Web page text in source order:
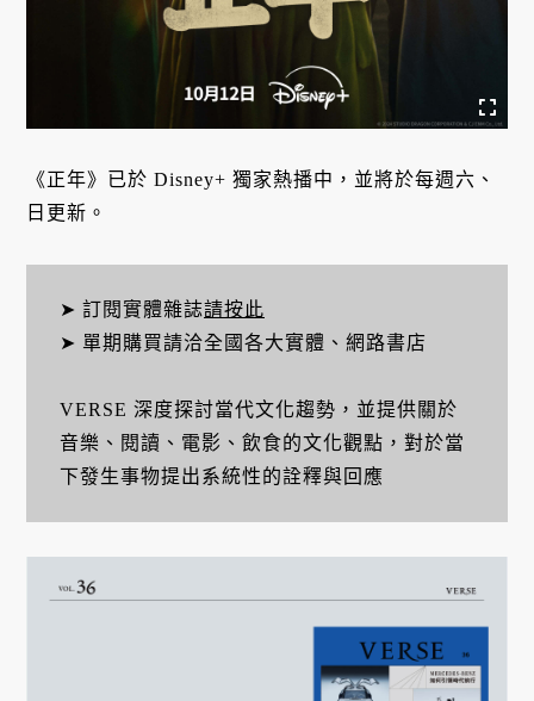
《正年》已於 Disney+ 獨家熱播中，並將於每週六、
日更新。
➤ 訂閱實體雜誌請按此
➤ 單期購買請洽全國各大實體、網路書店
VERSE 深度探討當代文化趨勢，並提供關於
音樂、閱讀、電影、飲食的文化觀點，對於當
下發生事物提出系統性的詮釋與回應